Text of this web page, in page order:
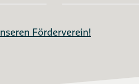
Förderverein!